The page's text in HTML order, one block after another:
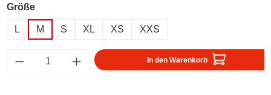
Größeauswählen
L M S XL XS XXS
Produkt Anzahl: Gib den gewünschten
In den Warenkorb